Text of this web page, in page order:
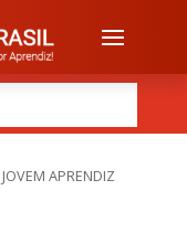
JOVEM APRENDIZ